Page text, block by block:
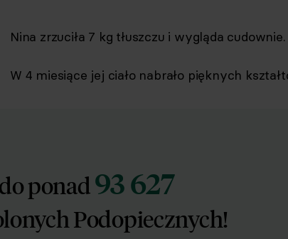
Nina zrzuciła 7 kg tłuszczu i wygląda
W 4 miesiące jej ciało nabrało pięknych
ponad93 627
Podopiecznych!